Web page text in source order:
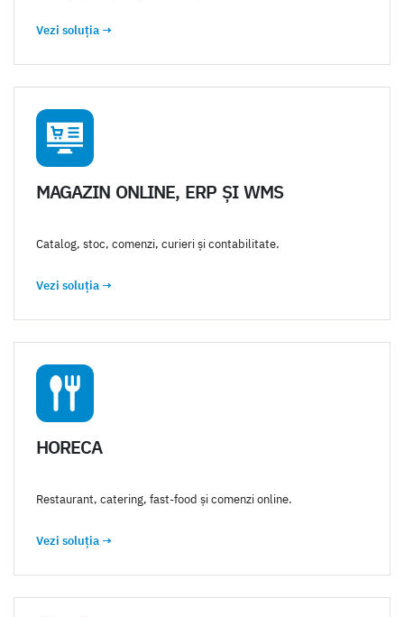
Vezi soluția →
MAGAZIN ONLINE, ERP ȘI WMS
Catalog, stoc, comenzi, curieri și contabilitate.
Vezi soluția →
HORECA
Restaurant, catering, fast-food și comenzi online.
Vezi soluția →